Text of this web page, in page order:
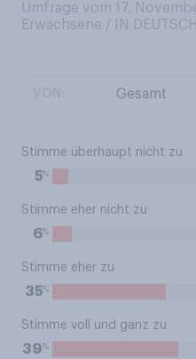
Umfrage vom 17.
Erwachsene / IN
Stimme überhaupt nicht zu
5%
Stimme eher nicht zu
6%
Stimme eher zu
35%
Stimme voll und ganz zu
39%